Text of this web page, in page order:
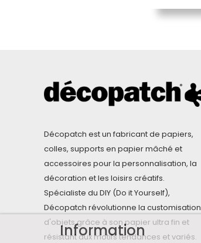
Décopatch est un fabricant de papiers,
colles, supports en papier mâché et
accessoires pour la personnalisation, la
décoration et les loisirs créatifs.
Spécialiste du DIY (Do it Yourself),
Décopatch révolutionne la customisation
d'objets grâce à son papier ultra fin et
résistant aux motifs tendances et variés.
Information